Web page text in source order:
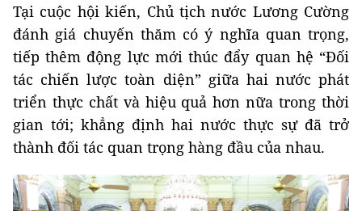
Tại cuộc hội kiến, Chủ tịch nước Lương Cường
đánh giá chuyến thăm có ý nghĩa quan trọng,
tiếp thêm động lực mới thúc đẩy quan hệ “Đối
tác chiến lược toàn diện” giữa hai nước phát
triển thực chất và hiệu quả hơn nữa trong thời
gian tới; khẳng định hai nước thực sự đã trở
thành đối tác quan trọng hàng đầu của nhau.